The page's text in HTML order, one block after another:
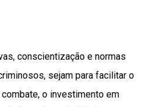
conscientização e normas
sejam para facilitar o
o investimento em